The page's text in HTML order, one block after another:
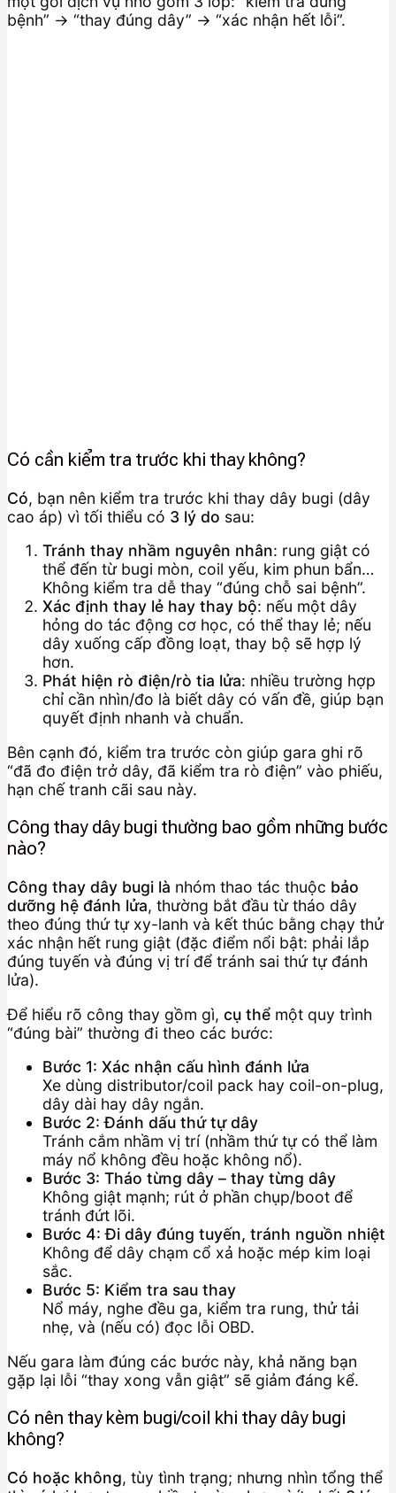
bệnh” → “thay đúng dây” → “xác nhận hết lỗi”.
Có cần kiểm tra trước khi thay không?
Có, bạn nên kiểm tra trước khi thay dây bugi (dây
cao áp) vì tối thiểu có 3 lý do sau:
Tránh thay nhầm nguyên nhân: rung giật có
thể đến từ bugi mòn, coil yếu, kim phun bẩn…
Không kiểm tra dễ thay “đúng chỗ sai bệnh”.
Xác định thay lẻ hay thay bộ: nếu một dây
hỏng do tác động cơ học, có thể thay lẻ; nếu
dây xuống cấp đồng loạt, thay bộ sẽ hợp lý
hơn.
Phát hiện rò điện/rò tia lửa: nhiều trường hợp
chỉ cần nhìn/đo là biết dây có vấn đề, giúp bạn
quyết định nhanh và chuẩn.
Bên cạnh đó, kiểm tra trước còn giúp gara ghi rõ
“đã đo điện trở dây, đã kiểm tra rò điện” vào phiếu,
hạn chế tranh cãi sau này.
Công thay dây bugi thường bao gồm những bước
nào?
Công thay dây bugi là nhóm thao tác thuộc bảo
dưỡng hệ đánh lửa, thường bắt đầu từ tháo dây
theo đúng thứ tự xy-lanh và kết thúc bằng chạy thử
xác nhận hết rung giật (đặc điểm nổi bật: phải lắp
đúng tuyến và đúng vị trí để tránh sai thứ tự đánh
lửa).
Để hiểu rõ công thay gồm gì, cụ thể một quy trình
“đúng bài” thường đi theo các bước:
Bước 1: Xác nhận cấu hình đánh lửa
Xe dùng distributor/coil pack hay coil-on-plug,
dây dài hay dây ngắn.
Bước 2: Đánh dấu thứ tự dây
Tránh cắm nhầm vị trí (nhầm thứ tự có thể làm
máy nổ không đều hoặc không nổ).
Bước 3: Tháo từng dây – thay từng dây
Không giật mạnh; rút ở phần chụp/boot để
tránh đứt lõi.
Bước 4: Đi dây đúng tuyến, tránh nguồn nhiệt
Không để dây chạm cổ xả hoặc mép kim loại
sắc.
Bước 5: Kiểm tra sau thay
Nổ máy, nghe đều ga, kiểm tra rung, thử tải
nhẹ, và (nếu có) đọc lỗi OBD.
Nếu gara làm đúng các bước này, khả năng bạn
gặp lại lỗi “thay xong vẫn giật” sẽ giảm đáng kể.
Có nên thay kèm bugi/coil khi thay dây bugi
không?
Có hoặc không, tùy tình trạng; nhưng nhìn tổng thể